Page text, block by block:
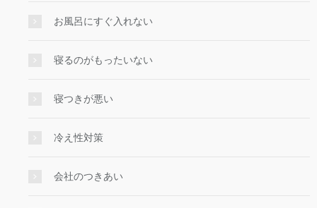
お風呂にすぐ入れない
寝るのがもったいない
寝つきが悪い
冷え性対策
会社のつきあい